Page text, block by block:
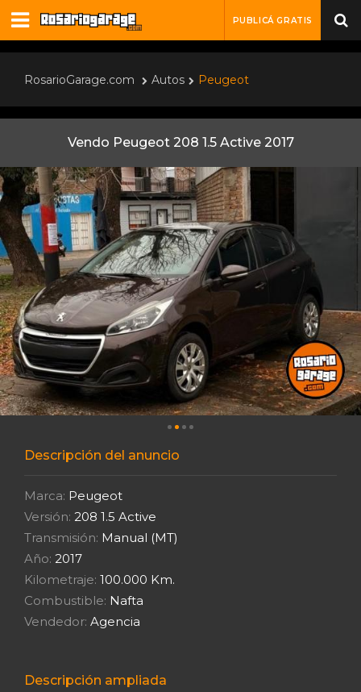
PUBLICÁ GRATIS
RosarioGarage.com Autos Peugeot
Vendo Peugeot 208 1.5 Active 2017
Descripción del anuncio
Marca: Peugeot
Versión: 208 1.5 Active
Transmisión: Manual (MT)
Año: 2017
Kilometraje: 100.000 Km.
Combustible: Nafta
Vendedor: Agencia
Descripción ampliada